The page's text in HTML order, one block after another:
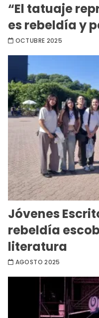
“El tatuaje
es rebeldía y
OCTUBRE 2025
Jóvenes
rebeldía
literatura
AGOSTO 2025